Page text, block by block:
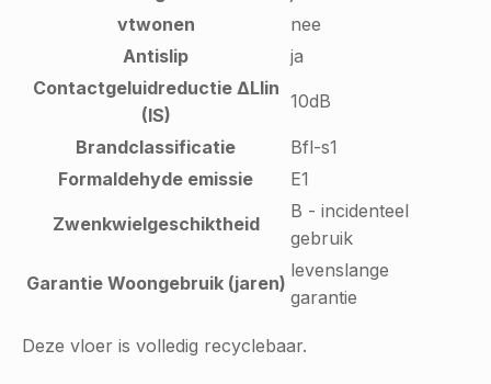
vtwonen
nee
Antislip
ja
Contactgeluidreductie ∆Llin
(IS)
10dB
Brandclassificatie
Bfl-s1
Formaldehyde emissie
E1
Zwenkwielgeschiktheid
B - incidenteel
gebruik
Garantie Woongebruik (jaren)
levenslange
garantie
Deze vloer is volledig recyclebaar.